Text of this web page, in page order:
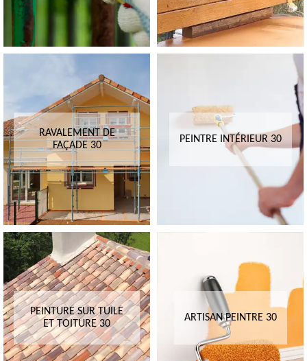
RAVALEMENT DE
FAÇADE 30
PEINTRE INTÉRIEUR 30
PEINTURE SUR TUILE
ET TOITURE 30
ARTISAN PEINTRE 30